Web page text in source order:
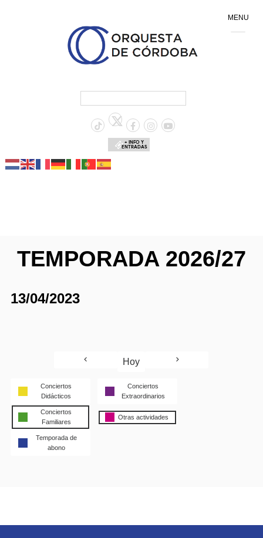
+ INFO Y
ENTRADAS
TEMPORADA 2026/27
13/04/2023
Hoy
Conciertos
Didácticos
Conciertos
Extraordinarios
Conciertos
Familiares
Otras actividades
Temporada de
abono
MENU